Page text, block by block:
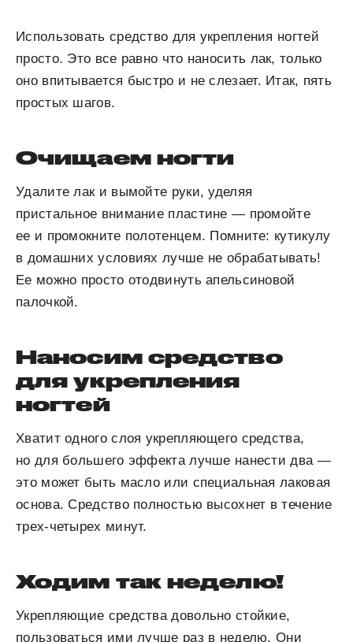
Использовать средство для укрепления ногтей
просто. Это все равно что наносить лак, только
оно впитывается быстро и не слезает. Итак, пять
простых шагов.
Очищаем ногти
Удалите лак и вымойте руки, уделяя
пристальное внимание пластине — промойте
ее и промокните полотенцем. Помните: кутикулу
в домашних условиях лучше не обрабатывать!
Ее можно просто отодвинуть апельсиновой
палочкой.
Наносим средство
для укрепления
ногтей
Хватит одного слоя укрепляющего средства,
но для большего эффекта лучше нанести два —
это может быть масло или специальная лаковая
основа. Средство полностью высохнет в течение
трех-четырех минут.
Ходим так неделю!
Укрепляющие средства довольно стойкие,
пользоваться ими лучше раз в неделю. Они